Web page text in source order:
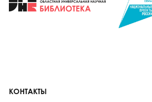
КОНТАКТЫ